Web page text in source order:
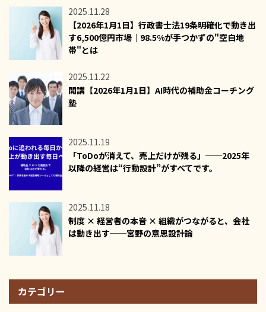
2025.11.28
【2026年1月1日】行政書士法19条明確化で動き出
す6,500億円市場｜98.5%が手つかずの"空白地
帯"とは
2025.11.22
開講【2026年1月1日】AI時代の補助金コーチング
塾
2025.11.19
「ToDoが消えて、売上だけが残る」──2025年
以降の経営は“行動設計”がすべてです。
2025.11.18
制度 × 経営者の本音 × 組織がつながると、会社
は動き出す──宮野の意思設計論
カテゴリー